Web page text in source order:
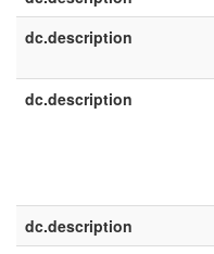
dc.description
dc.description
dc.description